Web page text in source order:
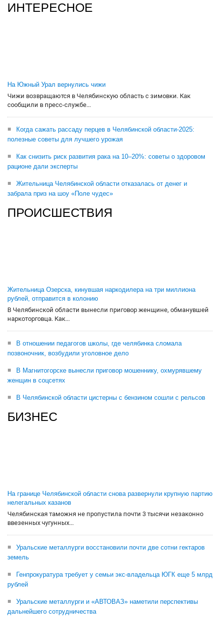
ИНТЕРЕСНОЕ
На Южный Урал вернулись чижи
Чижи возвращаются в Челябинскую область с зимовки. Как
сообщили в пресс-службе...
Когда сажать рассаду перцев в Челябинской области-2025:
полезные советы для лучшего урожая
Как снизить риск развития рака на 10–20%: советы о здоровом
рационе дали эксперты
Жительница Челябинской области отказалась от денег и
забрала приз на шоу «Поле чудес»
ПРОИСШЕСТВИЯ
Жительница Озерска, кинувшая наркодилера на три миллиона
рублей, отправится в колонию
В Челябинской области вынесли приговор женщине, обманувшей
наркоторговца. Как...
В отношении педагогов школы, где челябинка сломала
позвоночник, возбудили уголовное дело
В Магнитогорске вынесли приговор мошеннику, охмурявшему
женщин в соцсетях
В Челябинской области цистерны с бензином сошли с рельсов
БИЗНЕС
На границе Челябинской области снова развернули крупную партию
нелегальных казанов
Челябинская таможня не пропустила почти 3 тысячи незаконно
ввезенных чугунных...
Уральские металлурги восстановили почти две сотни гектаров
земель
Генпрокуратура требует у семьи экс-владельца ЮГК еще 5 млрд
рублей
Уральские металлурги и «АВТОВАЗ» наметили перспективы
дальнейшего сотрудничества